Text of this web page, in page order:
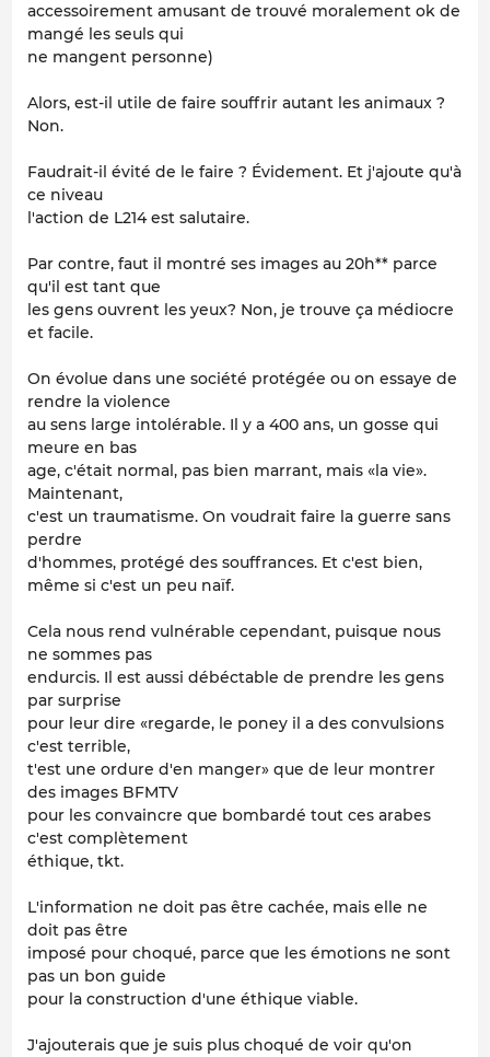
accessoirement amusant de trouvé moralement ok de
mangé les seuls qui
ne mangent personne)
Alors, est-il utile de faire souffrir autant les animaux ?
Non.
Faudrait-il évité de le faire ? Évidement. Et j'ajoute qu'à
ce niveau
l'action de L214 est salutaire.
Par contre, faut il montré ses images au 20h** parce
qu'il est tant que
les gens ouvrent les yeux? Non, je trouve ça médiocre
et facile.
On évolue dans une société protégée ou on essaye de
rendre la violence
au sens large intolérable. Il y a 400 ans, un gosse qui
meure en bas
age, c'était normal, pas bien marrant, mais «la vie».
Maintenant,
c'est un traumatisme. On voudrait faire la guerre sans
perdre
d'hommes, protégé des souffrances. Et c'est bien,
même si c'est un peu naïf.
Cela nous rend vulnérable cependant, puisque nous
ne sommes pas
endurcis. Il est aussi débéctable de prendre les gens
par surprise
pour leur dire «regarde, le poney il a des convulsions
c'est terrible,
t'est une ordure d'en manger» que de leur montrer
des images BFMTV
pour les convaincre que bombardé tout ces arabes
c'est complètement
éthique, tkt.
L'information ne doit pas être cachée, mais elle ne
doit pas être
imposé pour choqué, parce que les émotions ne sont
pas un bon guide
pour la construction d'une éthique viable.
J'ajouterais que je suis plus choqué de voir qu'on